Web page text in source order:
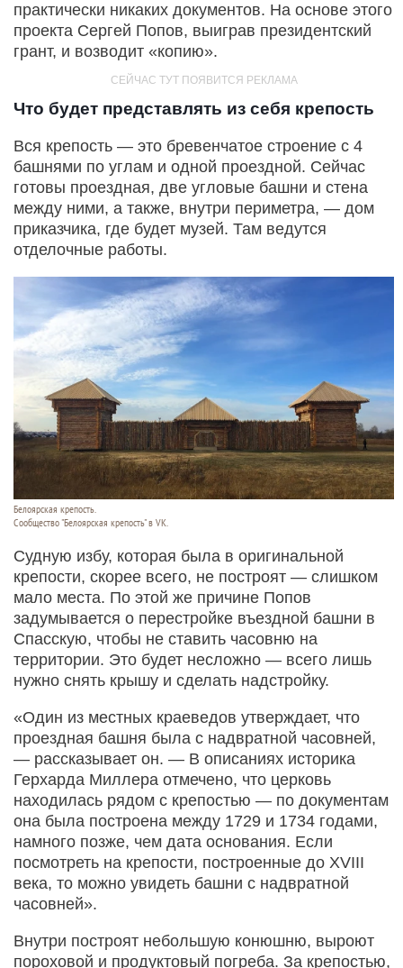
практически никаких документов. На основе этого
проекта Сергей Попов, выиграв президентский
грант, и возводит «копию».
Что будет представлять из себя крепость
Вся крепость — это бревенчатое строение с 4
башнями по углам и одной проездной. Сейчас
готовы проездная, две угловые башни и стена
между ними, а также, внутри периметра, — дом
приказчика, где будет музей. Там ведутся
отделочные работы.
Белоярская крепость.
Сообщество "Белоярская крепость" в VK.
Судную избу, которая была в оригинальной
крепости, скорее всего, не построят — слишком
мало места. По этой же причине Попов
задумывается о перестройке въездной башни в
Спасскую, чтобы не ставить часовню на
территории. Это будет несложно — всего лишь
нужно снять крышу и сделать надстройку.
«Один из местных краеведов утверждает, что
проездная башня была с надвратной часовней,
— рассказывает он. — В описаниях историка
Герхарда Миллера отмечено, что церковь
находилась рядом с крепостью — по документам
она была построена между 1729 и 1734 годами,
намного позже, чем дата основания. Если
посмотреть на крепости, построенные до XVIII
века, то можно увидеть башни с надвратной
часовней».
Внутри построят небольшую конюшню, выроют
пороховой и продуктовый погреба. За крепостью,